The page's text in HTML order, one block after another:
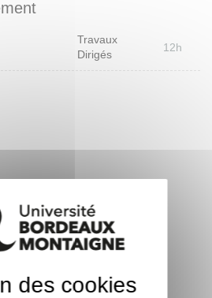
Travaux
Dirigés
12h
Non
des cookies